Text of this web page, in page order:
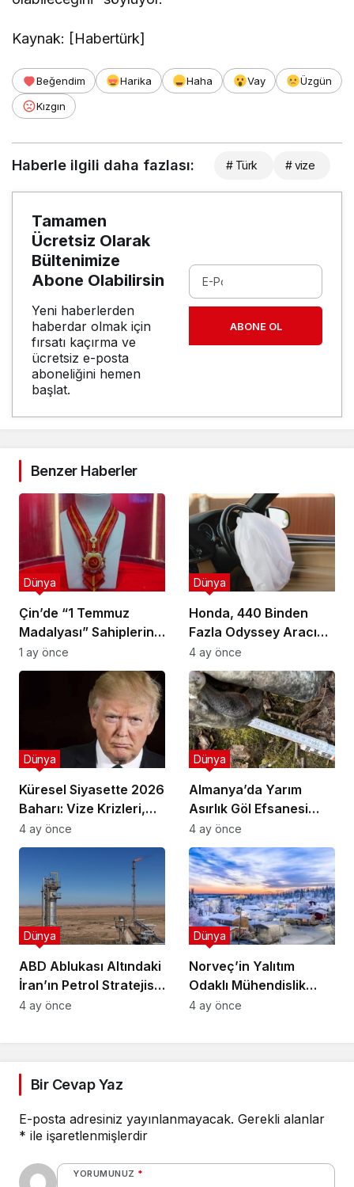
Kaynak: [Habertürk]
Beğendim Harika Haha Vay
Üzgün
Kızgın
Haberle ilgili daha fazlası: # Türk # vize
Tamamen
Ücretsiz Olarak
Bültenimize
Abone Olabilirsin
Yeni haberlerden
haberdar olmak için
fırsatı kaçırma ve
ücretsiz e-posta
aboneliğini hemen
başlat.
ABONE OL
Benzer Haberler
Çin’de “1 Temmuz
Madalyası” Sahiplerini
Buluyor: Kimler Bu
Onura Layık Görüldü?
Dünya
1 ay önce
Honda, 440 Binden
Fazla Odyssey Aracını
Geri Çağırıyor
Dünya
4 ay önce
Küresel Siyasette 2026
Baharı: Vize Krizleri,
Yeni İttifaklar ve Trump
Tasarısı
Dünya
4 ay önce
Almanya’da Yarım
Asırlık Göl Efsanesi
Gerçek Oldu: 2,60
Metrelik “Canavar”
Ortaya Çıktı
Dünya
4 ay önce
ABD Ablukası Altındaki
İran’ın Petrol Stratejisi:
Üretim 15 Gün İçinde
Dünya
4 ay önce
Norveç’in Yalıtım
Odaklı Mühendislik
Yaklaşımı Isınma
Dünya
4 ay önce
Bir Cevap Yaz
E-posta adresiniz yayınlanmayacak. Gerekli alanlar
* ile işaretlenmişlerdir
YORUMUNUZ *